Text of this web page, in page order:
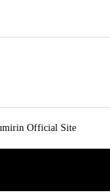
Official Site